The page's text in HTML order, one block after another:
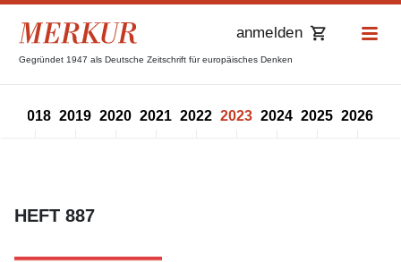
Gegründet 1947 als Deutsche Zeitschrift für europäisches Denken
anmelden
2018 2019 2020 2021 2022 2023 2024 2025 2026
HEFT 887